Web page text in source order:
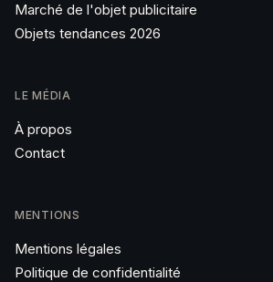
Marché de l'objet publicitaire
Objets tendances 2026
LE MÉDIA
À propos
Contact
MENTIONS
Mentions légales
Politique de confidentialité